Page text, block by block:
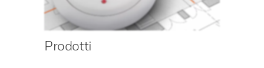
Prodotti